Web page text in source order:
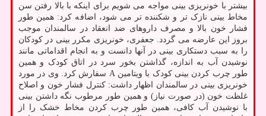
بیشتر با خونریزی بینی مواجه می شویم برای اینکه با بالا رفتن سن
مخاط بینی نازک تر و شکننده تر می شود، اضافه کرد: همین طور
فشار خون بالا و مصرف داروهای ضد انعقاد در سالمندان موجب
بروز این عارضه می گردد. جعفری، خونریزی مکرر بینی در کودکان
را به سبب دستکاری بینی در آنها دانست و به انجام اقداماتی مانند
نوشیدن آب به اندازه، گذاشتن بخور سرد در اتاق کودک و همین
طور چرب کردن بینی کودک با ویتامین A سفارش کرد. وی در مورد
خونریزی بینی در سالمندان اظهار داشت: کنترل فشار خون و اصلاح
غلظت خون (در صورت نیاز) و همین طور مرطوب نگه داشتن بینی
با نوشیدن آب کافی، همین طور چرب کردن مخاط خشک را از